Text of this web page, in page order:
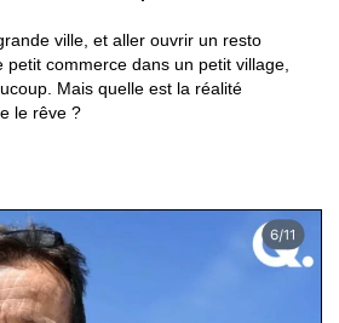
ville, et aller ouvrir un resto
commerce dans un petit village,
Mais quelle est la réalité
le rêve ?